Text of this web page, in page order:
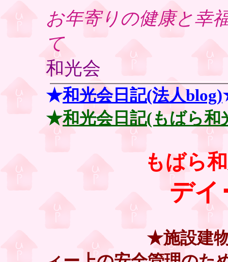
お年寄りの健康と幸
て
和光会
★和光会日記(法人blog)
★和光会日記(もばら和
もば
デイ
★施設建物の「